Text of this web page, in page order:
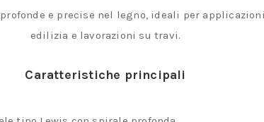
–
HSS
L.
e precise nel legno, ideali per
edilizia e lavorazioni su travi.
Caratteristiche principali